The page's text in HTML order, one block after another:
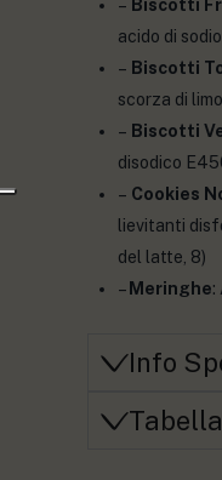
– Biscotti
acido di
– Biscotti
scorza di
– Biscotti
disodico
– Cookies
lievitanti
del latte, 8)
– Meringhe:
Info